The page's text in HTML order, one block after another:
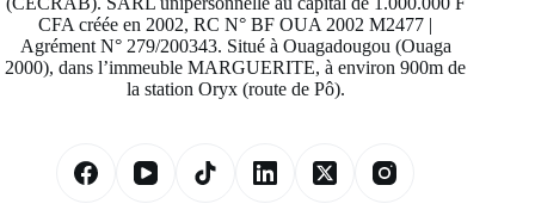
CFA créée en 2002, RC N° BF OUA 2002 M2477 |
Agrément N° 279/200343. Situé à Ouagadougou (Ouaga
2000), dans l’immeuble MARGUERITE, à environ 900m de
la station Oryx (route de Pô).